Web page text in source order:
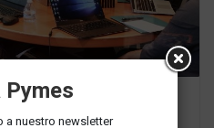
Empresarial: Un Enfoque
a nuestro newsletter